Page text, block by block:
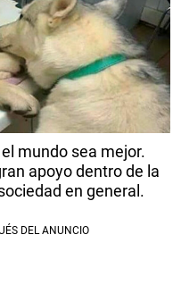
mundo sea mejor.
apoyo dentro de la
en general.